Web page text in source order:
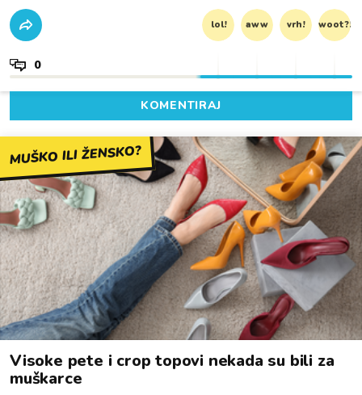
lol! aww vrh! woot?!
0
KOMENTIRAJ
MUŠKO ILI ŽENSKO?
Visoke pete i crop topovi nekada su bili za
muškarce